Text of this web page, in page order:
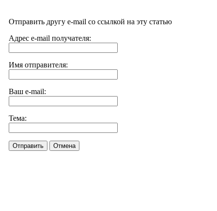
Отправить другу e-mail со ссылкой на эту статью
Адрес e-mail получателя:
Имя отправителя:
Ваш e-mail:
Тема:
Отправить Отмена